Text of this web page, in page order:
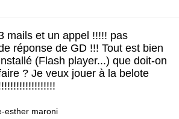
mails et un appel !!!!! pas
réponse de GD !!! Tout est bien
(Flash player...) que doit-on
? Je veux jouer à la belote
esther maroni